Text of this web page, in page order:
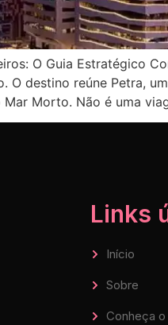
O Guia Estratégico
O destino reúne Petra,
Mar Morto. Não é uma
Links
Início
Sobre
Conheça